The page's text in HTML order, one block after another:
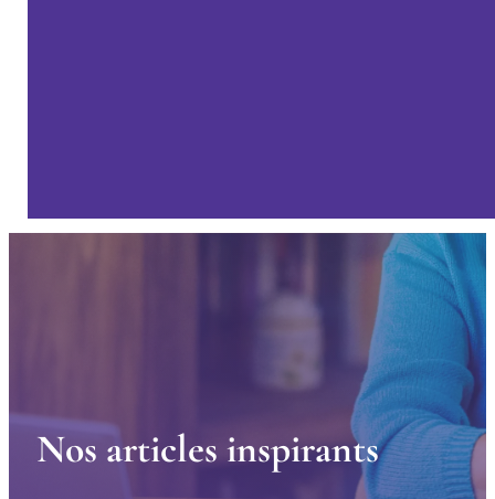
Nos articles inspirants